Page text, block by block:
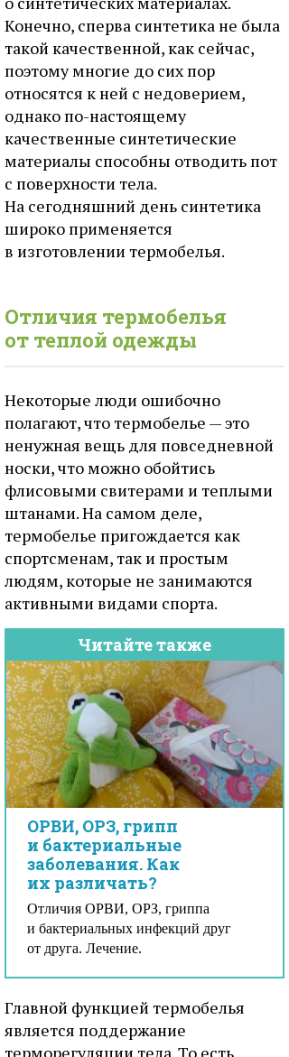
Конечно, сперва синтетика не была
такой качественной, как сейчас,
поэтому многие до сих пор
относятся к ней с недоверием,
однако по-настоящему
качественные синтетические
материалы способны отводить пот
с поверхности тела.
На сегодняшний день синтетика
широко применяется
в изготовлении термобелья.
Отличия термобелья
от теплой одежды
Некоторые люди ошибочно
полагают, что термобелье — это
ненужная вещь для повседневной
носки, что можно обойтись
флисовыми свитерами и теплыми
штанами. На самом деле,
термобелье пригождается как
спортсменам, так и простым
людям, которые не занимаются
активными видами спорта.
Читайте также
ОРВИ, ОРЗ, грипп
и бактериальные
заболевания. Как
их различать?
Отличия ОРВИ, ОРЗ, гриппа
и бактериальных инфекций друг
от друга. Лечение.
Главной функцией термобелья
является поддержание
терморегуляции тела. То есть